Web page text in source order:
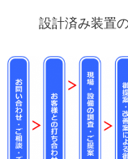
設計済み装置